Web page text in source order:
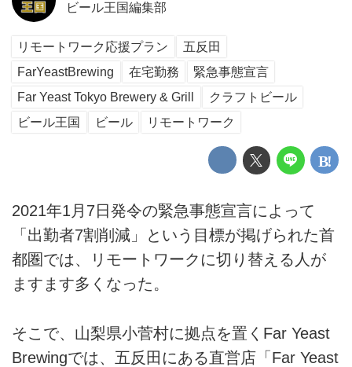
ビール王国編集部
リモートワーク応援プラン
五反田
FarYeastBrewing
在宅勤務
緊急事態宣言
Far Yeast Tokyo Brewery & Grill
クラフトビール
ビール王国
ビール リモートワーク
2021年1月7日発令の緊急事態宣言によって
「出勤者7割削減」という目標が掲げられた首
都圏では、リモートワークに切り替える人が
ますます多くなった。
そこで、山梨県小菅村に拠点を置くFar Yeast
Brewingでは、五反田にある直営店「Far Yeast